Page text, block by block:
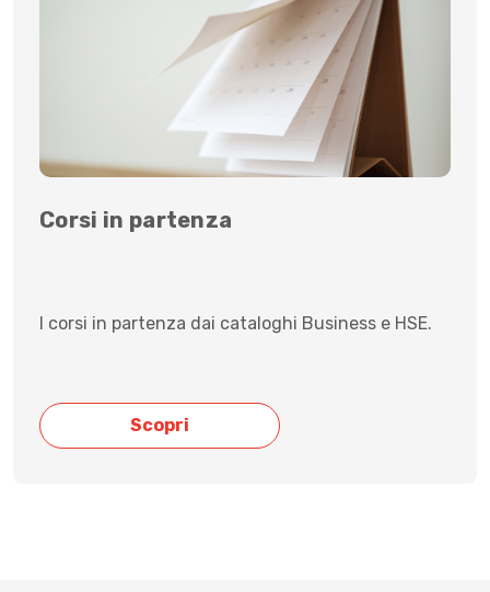
Corsi in partenza
I corsi in partenza dai cataloghi Business e HSE.
Scopri